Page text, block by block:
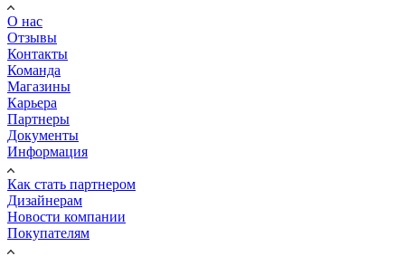
О нас
Отзывы
Контакты
Команда
Магазины
Карьера
Партнеры
Документы
Информация
Как стать партнером
Дизайнерам
Новости компании
Покупателям